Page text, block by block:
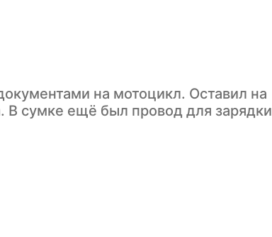
на мотоцикл. Оставил на
В сумке ещё был провод для зарядки